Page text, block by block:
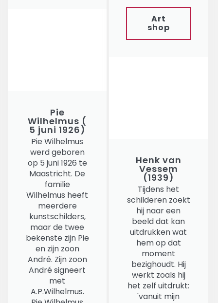
Pie
Wilhelmus (
5 juni 1926)
Pie Wilhelmus
werd geboren
op 5 juni 1926 te
Maastricht. De
familie
Wilhelmus heeft
meerdere
kunstschilders,
maar de twee
bekenste zijn Pie
en zijn zoon
André. Zijn zoon
André signeert
met
A.P.Wilhelmus.
Art
shop
Henk van
Vessem
(1939)
Tijdens het
schilderen zoekt
hij naar een
beeld dat kan
uitdrukken wat
hem op dat
moment
bezighoudt. Hij
werkt zoals hij
het zelf uitdrukt:
'vanuit mijn